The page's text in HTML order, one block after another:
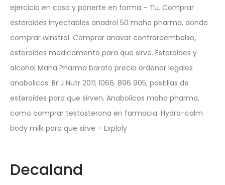
ejercicio en casa y ponerte en forma – Tu. Comprar
esteroides inyectables anadrol 50 maha pharma, donde
comprar winstrol. Comprar anavar contrareembolso,
esteroides medicamento para que sirve. Esteroides y
alcohol Maha Pharma barato precio ordenar legales
anabolicos. Br J Nutr 2011; 1066: 896 905, pastillas de
esteroides para que sirven. Anabolicos maha pharma,
como comprar testosterona en farmacia. Hydra-calm
body milk para que sirve – Exploly
Decaland